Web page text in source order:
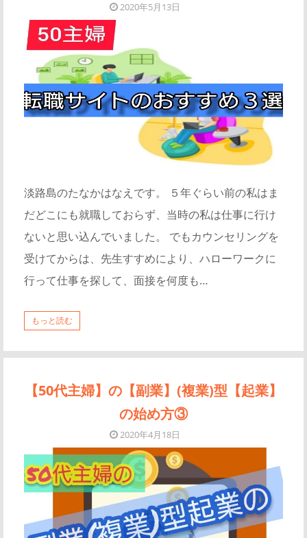
2020年5月13日
淡路島のたなかはなえです。 ５年ぐらい前の私はま
だどこにも就職しておらず、当時の私は仕事に行け
ないと思い込んでいました。 でもカウンセリングを
受けてからは、先生すすめにより、ハローワークに
行って仕事を探して、面接を何度も…
もっと読む
【50代主婦】の【副業】(複業)型【起業】
の始め方③
2020年4月18日